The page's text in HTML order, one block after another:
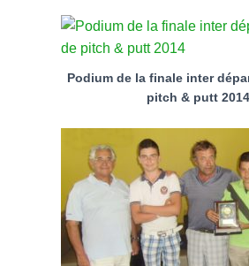
Podium de la finale inter
pitch & putt 2014